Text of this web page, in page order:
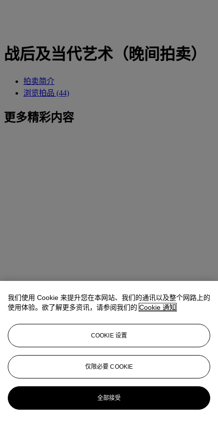
战后及当代艺术（晚间拍卖）
拍卖简介
浏览拍品 (44)
更多精彩内容
我们使用 Cookie 来提升您在本网站、我们的通讯以及整个网路上的
使用体验。欲了解更多资讯，请参阅我们的 Cookie 通知
COOKIE 设置
仅限必要 COOKIE
全部接受